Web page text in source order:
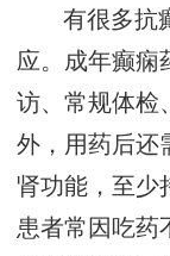
有很多抗
应。成年癫痫
访、常规体检
外，用药后还
肾功能，至少
患者常因吃药